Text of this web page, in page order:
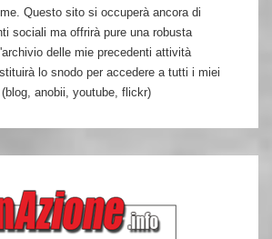
Questo sito si occuperà ancora di
sociali ma offrirà pure una robusta
delle mie precedenti attività
lo snodo per accedere a tutti i miei
anobii, youtube, flickr)